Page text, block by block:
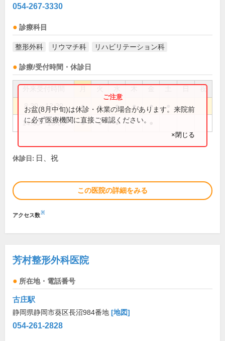
054-267-3330
診療科目
整形外科 リウマチ科 リハビリテーション科
診療/受付時間・休診日
祝
8:30～12:30 ● ● ● ● ●
14:30～18:00 ● ● ●
お盆(8月中旬)は休診・休業の場合があります。来院前
に必ず医療機関に直接ご確認ください。
×閉じる
休診日: 日、祝
この医院の詳細をみる
アクセス数※
芳村整形外科医院
所在地・電話番号
古庄駅
静岡県静岡市葵区長沼984番地 [地図]
054-261-2828